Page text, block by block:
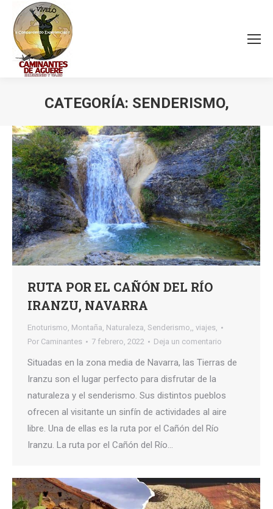
CATEGORÍA: SENDERISMO,
RUTA POR EL CAÑÓN DEL RÍO
IRANZU, NAVARRA
Enoturismo, Montaña, Naturaleza, Senderismo,, viajes,
Por Caminantes 7 febrero, 2022 Deja un comentario
Situadas en la zona media de Navarra, las Tierras de
Iranzu son el lugar perfecto para disfrutar de la
naturaleza y el senderismo. Sus distintos pueblos
ofrecen al visitante un sinfín de actividades al aire
libre. Una de ellas es la ruta por el Cañón del Río
Iranzu. La ruta por el Cañón del Río…